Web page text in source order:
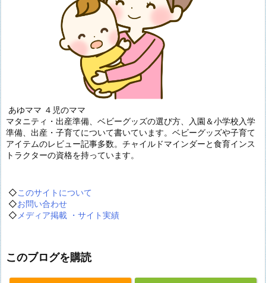
あゆママ ４児のママ
マタニティ・出産準備、ベビーグッズの選び方、入園＆小学校入学
準備、出産・子育てについて書いています。ベビーグッズや子育て
アイテムのレビュー記事多数。チャイルドマインダーと食育インス
トラクターの資格を持っています。
◇このサイトについて
◇お問い合わせ
◇ メディア掲載 ・サイト実績
このブログを購読